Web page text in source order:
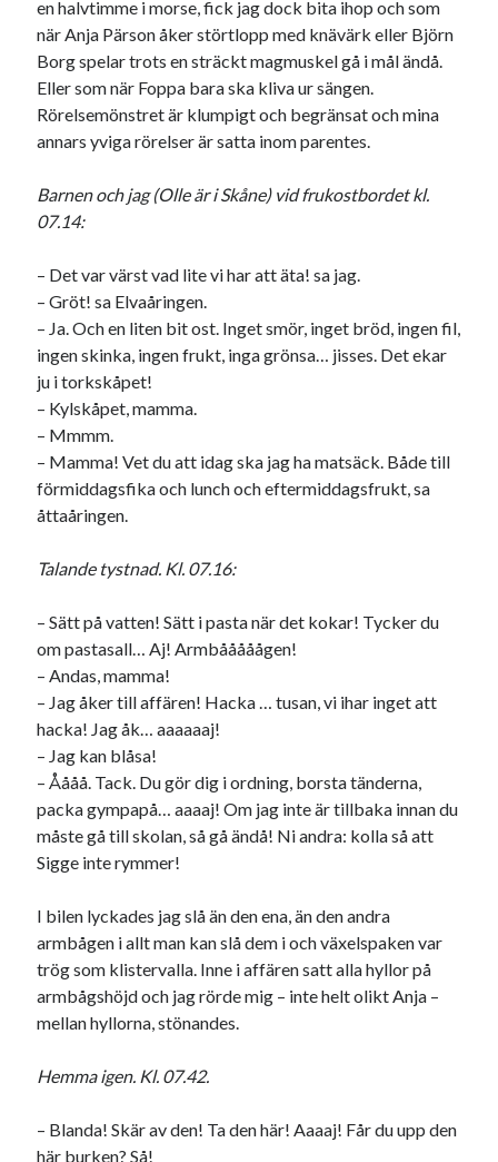
en halvtimme i morse, fick jag dock bita ihop och som
när Anja Pärson åker störtlopp med knävärk eller Björn
Borg spelar trots en sträckt magmuskel gå i mål ändå.
Eller som när Foppa bara ska kliva ur sängen.
Rörelsemönstret är klumpigt och begränsat och mina
annars yviga rörelser är satta inom parentes.
Barnen och jag (Olle är i Skåne) vid frukostbordet kl.
07.14:
– Det var värst vad lite vi har att äta! sa jag.
– Gröt! sa Elvaåringen.
– Ja. Och en liten bit ost. Inget smör, inget bröd, ingen fil,
ingen skinka, ingen frukt, inga grönsa… jisses. Det ekar
ju i torkskåpet!
– Kylskåpet, mamma.
– Mmmm.
– Mamma! Vet du att idag ska jag ha matsäck. Både till
förmiddagsfika och lunch och eftermiddagsfrukt, sa
åttaåringen.
Talande tystnad. Kl. 07.16:
– Sätt på vatten! Sätt i pasta när det kokar! Tycker du
om pastasall… Aj! Armbååååågen!
– Andas, mamma!
– Jag åker till affären! Hacka … tusan, vi ihar inget att
hacka! Jag åk… aaaaaaj!
– Jag kan blåsa!
– Åååå. Tack. Du gör dig i ordning, borsta tänderna,
packa gympapå… aaaaj! Om jag inte är tillbaka innan du
måste gå till skolan, så gå ändå! Ni andra: kolla så att
Sigge inte rymmer!
I bilen lyckades jag slå än den ena, än den andra
armbågen i allt man kan slå dem i och växelspaken var
trög som klistervalla. Inne i affären satt alla hyllor på
armbågshöjd och jag rörde mig – inte helt olikt Anja –
mellan hyllorna, stönandes.
Hemma igen. Kl. 07.42.
– Blanda! Skär av den! Ta den här! Aaaaj! Får du upp den
här burken? Så!